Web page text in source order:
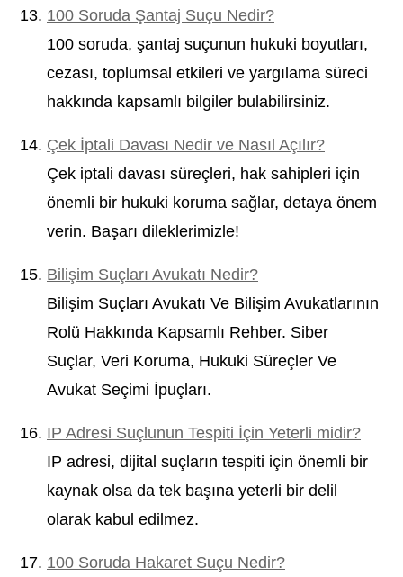
100 Soruda Şantaj Suçu Nedir?
100 soruda, şantaj suçunun hukuki boyutları,
cezası, toplumsal etkileri ve yargılama süreci
hakkında kapsamlı bilgiler bulabilirsiniz.
Çek İptali Davası Nedir ve Nasıl Açılır?
Çek iptali davası süreçleri, hak sahipleri için
önemli bir hukuki koruma sağlar, detaya önem
verin. Başarı dileklerimizle!
Bilişim Suçları Avukatı Nedir?
Bilişim Suçları Avukatı Ve Bilişim Avukatlarının
Rolü Hakkında Kapsamlı Rehber. Siber
Suçlar, Veri Koruma, Hukuki Süreçler Ve
Avukat Seçimi İpuçları.
IP Adresi Suçlunun Tespiti İçin Yeterli midir?
IP adresi, dijital suçların tespiti için önemli bir
kaynak olsa da tek başına yeterli bir delil
olarak kabul edilmez.
100 Soruda Hakaret Suçu Nedir?